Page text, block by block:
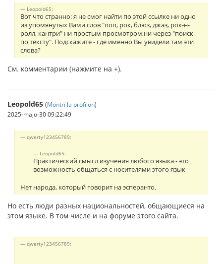
Leopold65:
Вот что странно: я не смог найти по этой ссылке ни одно
из упомянутых Вами слов "поп, рок, блюз, джаз, рок-н-
ролл, кантри" ни простым просмотром,ни через "поиск
по тексту". Подскажите - где именно Вы увидели там эти
слова?
См. комментарии (нажмите на +).
Leopold65 (Montri la profilon)
2025-majo-30 09:22:49
qwerty123456789:
Leopold65:
Практический смысл изучения любого языка - это
возможность общаться с носителями этого язык
Нет народа, который говорит на эсперанто.
Но есть люди разных национальностей, общающиеся на
этом языке. В том числе и на форуме этого сайта.
qwerty123456789: